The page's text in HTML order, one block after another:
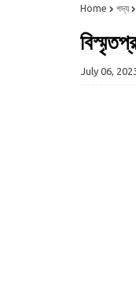
Home গদ্য
July 06,